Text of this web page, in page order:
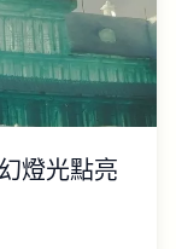
燈光點亮